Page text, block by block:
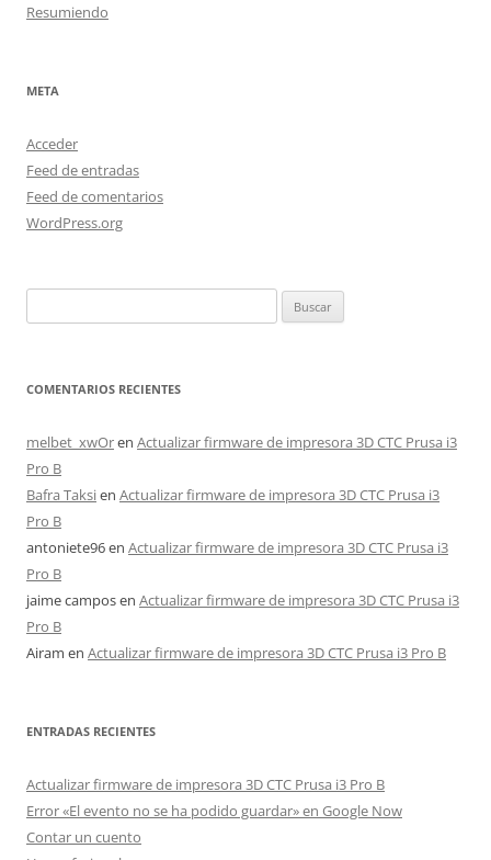
Resumiendo
META
Acceder
Feed de entradas
Feed de comentarios
WordPress.org
COMENTARIOS RECIENTES
melbet_xwOren Actualizar firmware de impresora 3D CTC Prusa i3
Pro B
Bafra Taksien Actualizar firmware de impresora 3D CTC Prusa i3
Pro B
antoniete96en Actualizar firmware de impresora 3D CTC Prusa i3
Pro B
jaime camposen Actualizar firmware de impresora 3D CTC Prusa i3
Pro B
Airam en Actualizar firmware de impresora 3D CTC Prusa i3 Pro B
ENTRADAS RECIENTES
Actualizar firmware de impresora 3D CTC Prusa i3 Pro B
Error «El evento no se ha podido guardar» en Google Now
Contar un cuento